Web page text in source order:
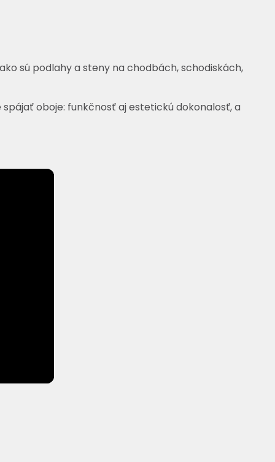
sú podlahy a steny na chodbách, schodiskách,
oboje: funkčnosť aj estetickú dokonalosť, a